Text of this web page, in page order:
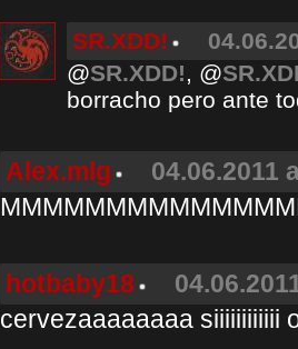
SR.XDD!
@SR.XDD!, @
borracho pero ante
Alex.mlg
04.06.2011
hotbaby18
cervezaaaaaaaa siiiiiiiiiiii